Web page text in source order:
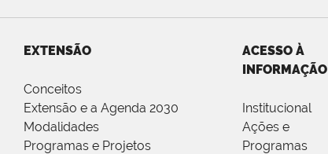
EXTENSÃO
Conceitos
Extensão e a Agenda 2030
Modalidades
Programas e Projetos
ACESSO À
INFORMAÇÃO
Institucional
Ações e
Programas